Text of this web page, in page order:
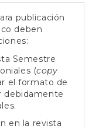
publicación
deben
Semestre
(copy
el formato de
debidamente
en la revista